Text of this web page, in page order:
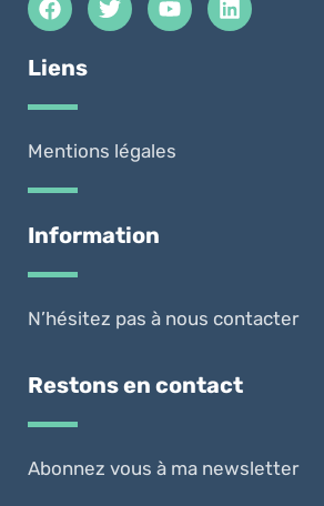
Liens
Mentions légales
Information
N’hésitez pas à nous contacter
Restons en contact
Abonnez vous à ma newsletter